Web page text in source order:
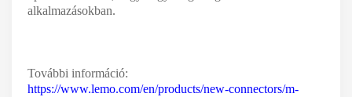
alkalmazásokban.
További információ:
https://www.lemo.com/en/products/new-connectors/m-